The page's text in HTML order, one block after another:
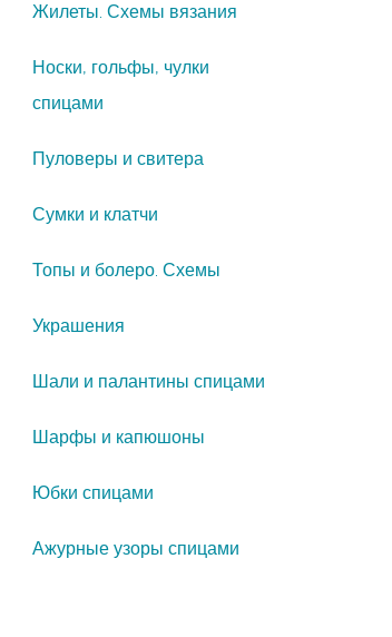
Жилеты. Схемы вязания
Носки, гольфы, чулки
спицами
Пуловеры и свитера
Сумки и клатчи
Топы и болеро. Схемы
Украшения
Шали и палантины спицами
Шарфы и капюшоны
Юбки спицами
Ажурные узоры спицами